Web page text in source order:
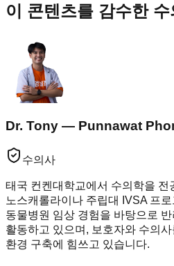
이 콘텐츠를 감수한 수
Dr. Tony — Punnawat
수의사
태국 컨켄대학교에서 수의학을 전
노스캐롤라이나 주립대 IVSA 프
동물병원 임상 경험을 바탕으로
활동하고 있으며, 보호자와 수의
환경 구축에 힘쓰고 있습니다.